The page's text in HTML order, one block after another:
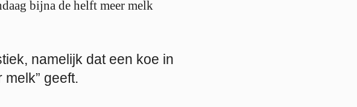
bijna de helft meer melk
namelijk dat een koe in
geeft.